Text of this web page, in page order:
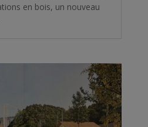
en bois, un nouveau